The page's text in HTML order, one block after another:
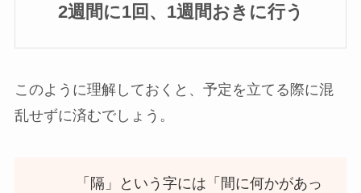
2週間に1回、1週間おきに行う
このように理解しておくと、予定を立てる際に混
乱せずに済むでしょう。
「隔」という字には「間に何かがあっ